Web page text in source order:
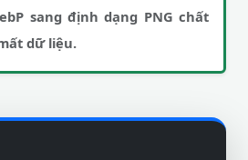
sang định dạng PNG chất
dữ liệu.